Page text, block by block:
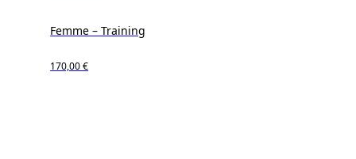
Femme – Training
170,00 €